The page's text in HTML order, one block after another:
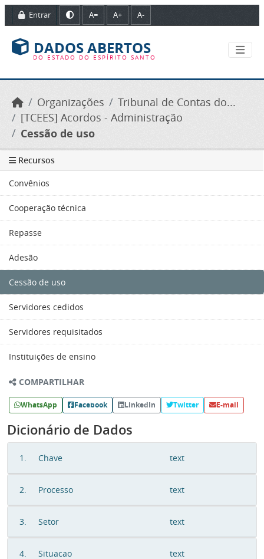
Ir para o conteúdo principal
Entrar A= A+ A-
DADOS ABERTOS
DO ESTADO DO ESPÍRITO SANTO
Organizações
Tribunal de Contas do...
[TCEES] Acordos - Administração
Cessão de uso
Recursos
Convênios
Cooperação técnica
Repasse
Adesão
Cessão de uso
Servidores cedidos
Servidores requisitados
Instituições de ensino
COMPARTILHAR
WhatsApp Facebook LinkedIn Twitter E-mail
Dicionário de Dados
1. Chave text
2. Processo text
3. Setor text
4. Situacao text